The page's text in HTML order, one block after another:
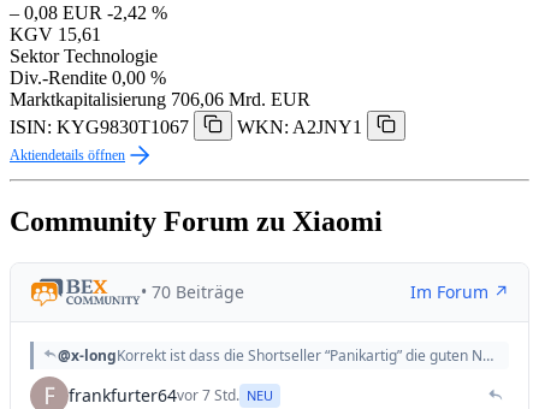
– 0,08 EUR -2,42 %
KGV 15,61
Sektor Technologie
Div.-Rendite 0,00 %
Marktkapitalisierung 706,06 Mrd. EUR
ISIN: KYG9830T1067
WKN: A2JNY1
Aktiendetails öffnen
Community Forum zu Xiaomi